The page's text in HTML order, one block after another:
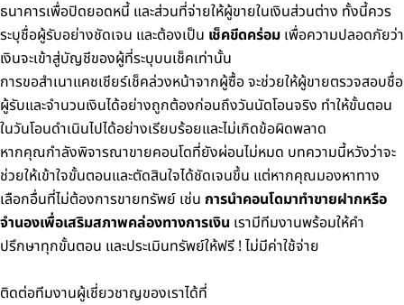
ธนาคารเพื่อปิดยอดหนี้ และส่วนที่จ่ายให้ผู้ขายในเงินส่วนต่าง ทั้งนี้ควร
ระบุชื่อผู้รับอย่างชัดเจน และต้องเป็น เช็คขีดคร่อม เพื่อความปลอดภัยว่า
เงินจะเข้าสู่บัญชีของผู้ที่ระบุบนเช็คเท่านั้น
การขอสำเนาแคชเชียร์เช็คล่วงหน้าจากผู้ซื้อ จะช่วยให้ผู้ขายตรวจสอบชื่อ
ผู้รับและจำนวนเงินได้อย่างถูกต้องก่อนถึงวันนัดโอนจริง ทำให้ขั้นตอน
ในวันโอนดำเนินไปได้อย่างเรียบร้อยและไม่เกิดข้อผิดพลาด
หากคุณกำลังพิจารณาขายคอนโดที่ยังผ่อนไม่หมด บทความนี้หวังว่าจะ
ช่วยให้เข้าใจขั้นตอนและตัดสินใจได้ชัดเจนขึ้น แต่หากคุณมองหาทาง
เลือกอื่นที่ไม่ต้องการขายทรัพย์ เช่น การนำคอนโดมาทำขายฝากหรือ
จำนองเพื่อเสริมสภาพคล่องทางการเงิน เรามีทีมงานพร้อมให้คำ
ปรึกษาทุกขั้นตอน และประเมินทรัพย์ให้ฟรี ! ไม่มีค่าใช้จ่าย
ติดต่อทีมงานผู้เชี่ยวชาญของเราได้ที่